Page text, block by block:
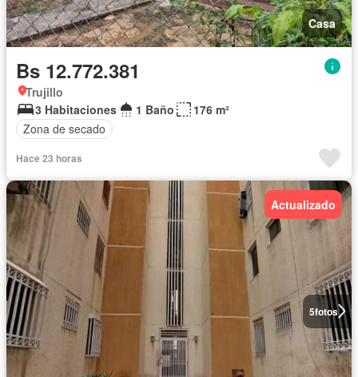
Casa
Bs 12.772.381
Trujillo
3 Habitaciones
1 Baño
176 m²
Zona de secado
Hace 23 horas
5fotos
Actualizado